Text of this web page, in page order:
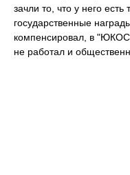
зачли то, что у него
государственные
компенсировал, в
не работал и